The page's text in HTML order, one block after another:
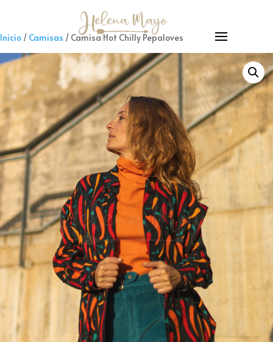
Inicio / Camisas / Camisa Hot Chilly Pepaloves